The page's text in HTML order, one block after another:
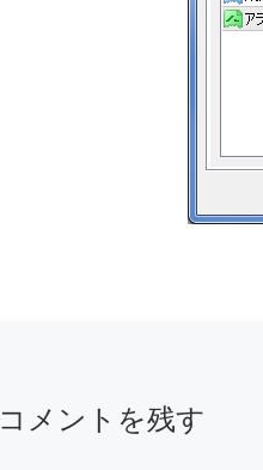
コメントを残す